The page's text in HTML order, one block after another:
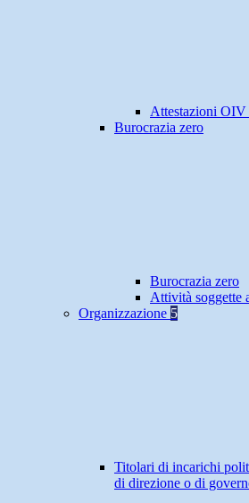
Attestazioni OIV
Burocrazia zero
Burocrazia zero
Attività soggette
Organizzazione 5
Titolari di incarichi
di direzione o di